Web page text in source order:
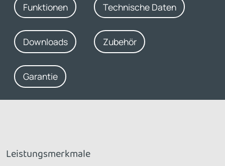
Funktionen Technische Daten
Downloads Zubehör
Garantie
Leistungsmerkmale